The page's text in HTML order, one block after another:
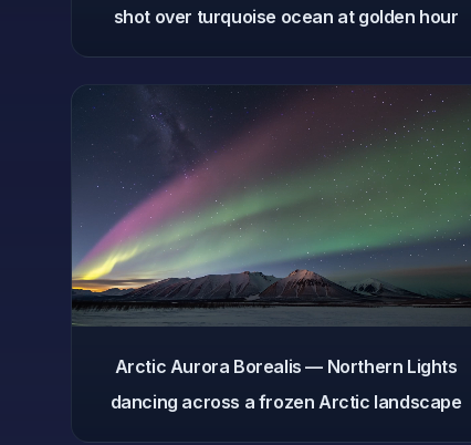
shot over turquoise ocean at golden hour
Arctic Aurora Borealis — Northern Lights
dancing across a frozen Arctic landscape